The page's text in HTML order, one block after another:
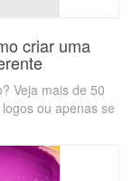
criar uma
Veja mais de 50
ou apenas se